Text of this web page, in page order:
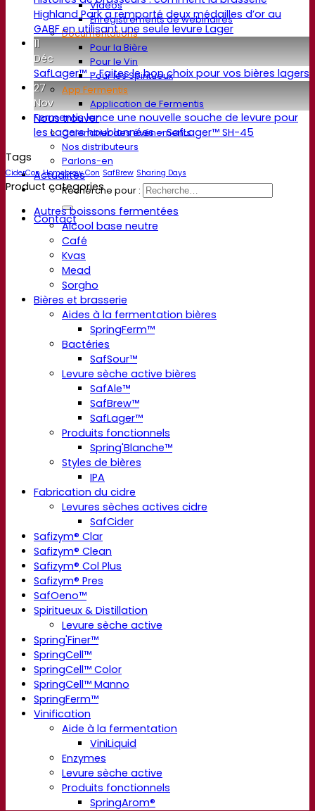
Vidéos
Enregistrements de webinaires
Documentations
Pour la Bière
Pour le Vin
Pour les Spiritueux
App Fermentis
Application de Fermentis
Nous trouver
Calendrier des événements
Nos distributeurs
Parlons-en
Actualités
Recherche pour :
Contact
Highland Park a remporté deux médailles d’or au
GABF en utilisant une seule levure Lager
11
Déc
SafLager™ – Faites le bon choix pour vos bières lagers
27
Nov
Fermentis lance une nouvelle souche de levure pour
les Lagers houblonnées – SafLager™ SH-45
Tags
CiderCon Homebrew Con SafBrew Sharing Days
Product categories
Autres boissons fermentées
Alcool base neutre
Café
Kvas
Mead
Sorgho
Bières et brasserie
Aides à la fermentation bières
SpringFerm™
Bactéries
SafSour™
Levure sèche active bières
SafAle™
SafBrew™
SafLager™
Produits fonctionnels
Spring'Blanche™
Styles de bières
IPA
Fabrication du cidre
Levures sèches actives cidre
SafCider
Safizym® Clar
Safizym® Clean
Safizym® Col Plus
Safizym® Pres
SafOeno™
Spiritueux & Distillation
Levure sèche active
Spring'Finer™
SpringCell™
SpringCell™ Color
SpringCell™ Manno
SpringFerm™
Vinification
Aide à la fermentation
ViniLiquid
Enzymes
Levure sèche active
Produits fonctionnels
SpringArom®